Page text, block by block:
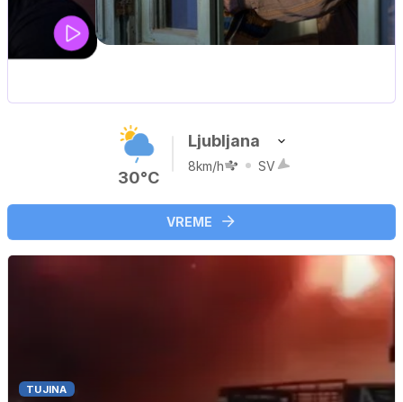
UEFA SUPERPOKAL
30°C
Ljubljana
8km/h SV
VREME
TUJINA